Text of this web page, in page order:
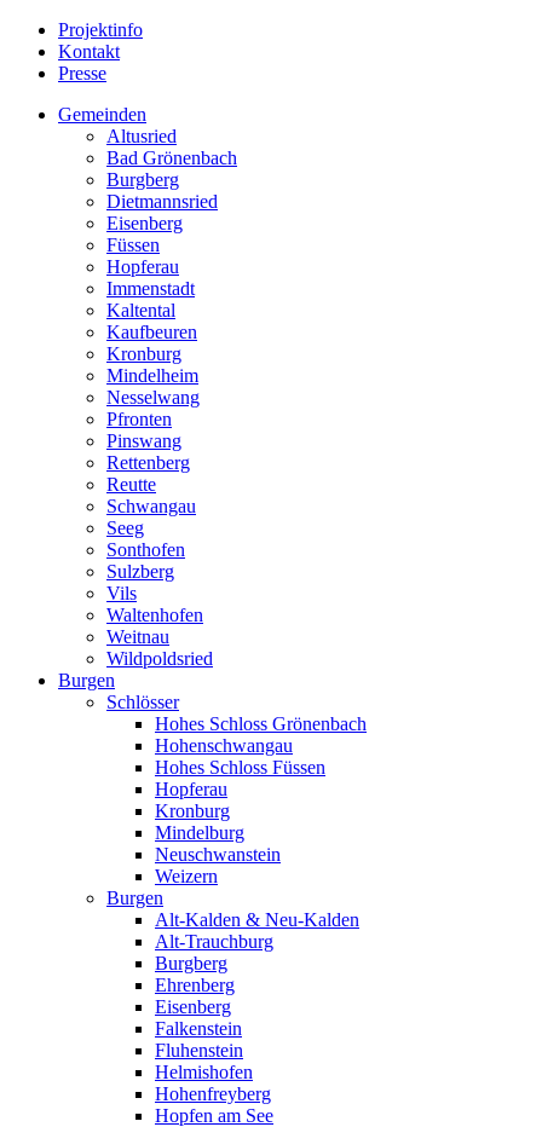
Projektinfo
Kontakt
Presse
Gemeinden
Altusried
Bad Grönenbach
Burgberg
Dietmannsried
Eisenberg
Füssen
Hopferau
Immenstadt
Kaltental
Kaufbeuren
Kronburg
Mindelheim
Nesselwang
Pfronten
Pinswang
Rettenberg
Reutte
Schwangau
Seeg
Sonthofen
Sulzberg
Vils
Waltenhofen
Weitnau
Wildpoldsried
Burgen
Schlösser
Hohes Schloss Grönenbach
Hohenschwangau
Hohes Schloss Füssen
Hopferau
Kronburg
Mindelburg
Neuschwanstein
Weizern
Burgen
Alt-Kalden & Neu-Kalden
Alt-Trauchburg
Burgberg
Ehrenberg
Eisenberg
Falkenstein
Fluhenstein
Helmishofen
Hohenfreyberg
Hopfen am See